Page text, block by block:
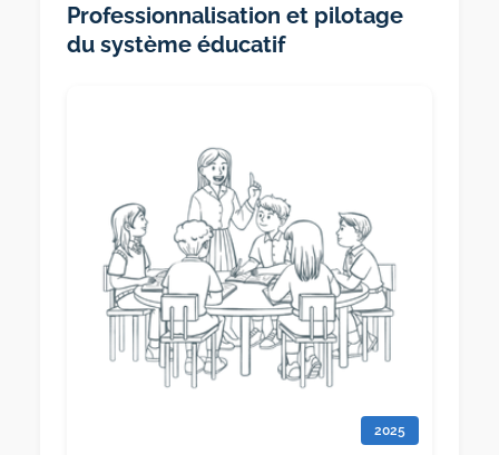
Professionnalisation et pilotage
du système éducatif
2025